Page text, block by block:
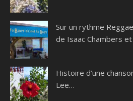
Sur un rythme
de Isaac Chambers
Histoire d’une
Lee…